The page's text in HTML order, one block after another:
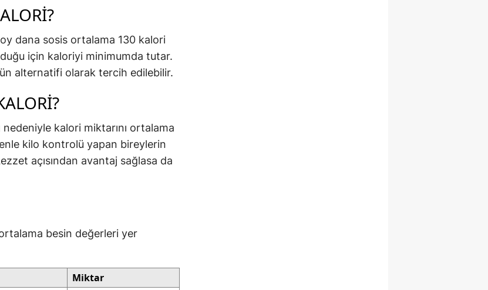
dana sosis ortalama 130 kalori
için kaloriyi minimumda tutar.
alternatifi olarak tercih edilebilir.
kalori miktarını ortalama
kilo kontrolü yapan bireylerin
açısından avantaj sağlasa da
besin değerleri yer
Miktar